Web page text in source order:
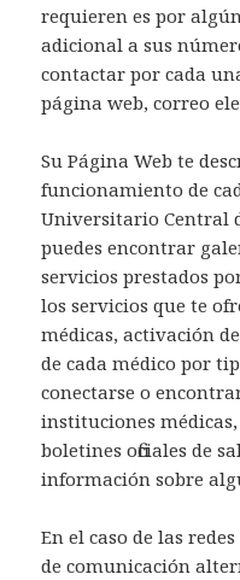
requieren es por
adicional a sus
contactar por cada
página web, correo
Su Página Web te
funcionamiento de
Universitario Central
puedes encontrar
servicios prestados
los servicios que te
médicas, activación
de cada médico por
conectarse o
instituciones
boletines oficiales de
información sobre
En el caso de las
de comunicación